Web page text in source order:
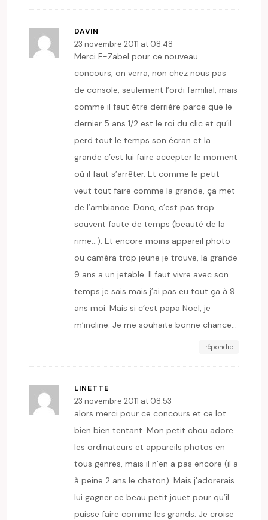
DAVIN
23 novembre 2011 at 08:48
Merci E-Zabel pour ce nouveau
concours, on verra, non chez nous pas
de console, seulement l’ordi familial, mais
comme il faut être derrière parce que le
dernier 5 ans 1/2 est le roi du clic et qu’il
perd tout le temps son écran et la
grande c’est lui faire accepter le moment
où il faut s’arrêter. Et comme le petit
veut tout faire comme la grande, ça met
de l’ambiance. Donc, c’est pas trop
souvent faute de temps (beauté de la
rime…). Et encore moins appareil photo
ou caméra trop jeune je trouve, la grande
9 ans a un jetable. Il faut vivre avec son
temps je sais mais j’ai pas eu tout ça à 9
ans moi. Mais si c’est papa Noël, je
m’incline. Je me souhaite bonne chance…
répondre
LINETTE
23 novembre 2011 at 08:53
alors merci pour ce concours et ce lot
bien bien tentant. Mon petit chou adore
les ordinateurs et appareils photos en
tous genres, mais il n’en a pas encore (il a
à peine 2 ans le chaton). Mais j’adorerais
lui gagner ce beau petit jouet pour qu’il
puisse faire comme les grands. Je croise